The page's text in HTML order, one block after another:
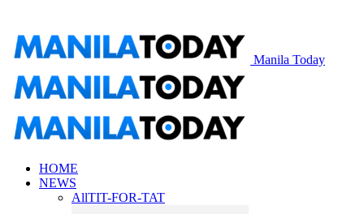
Manila Today
HOME
NEWS
AllTIT-FOR-TAT